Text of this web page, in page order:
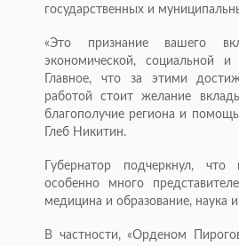
государственных и
«Это признание вашего
экономической, социальной и
Главное, что за этими
работой стоит желание
благополучие региона и
Глеб Никитин.
Губернатор подчеркнул,
особенно много
медицина и образование, наука и
В частности, «Орденом